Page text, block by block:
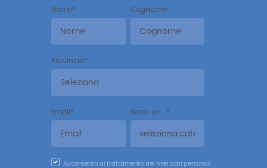
Nome* Cognome*
Provincia*
Email* Sono un...*
Acconsento al trattamento dei miei dati personali